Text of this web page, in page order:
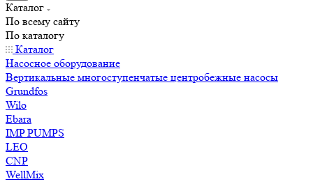
Каталог
По всему сайту
По каталогу
Каталог
Насосное оборудование
Вертикальные многоступенчатые центробежные насосы
Grundfos
Wilo
Ebara
IMP PUMPS
LEO
CNP
WellMix